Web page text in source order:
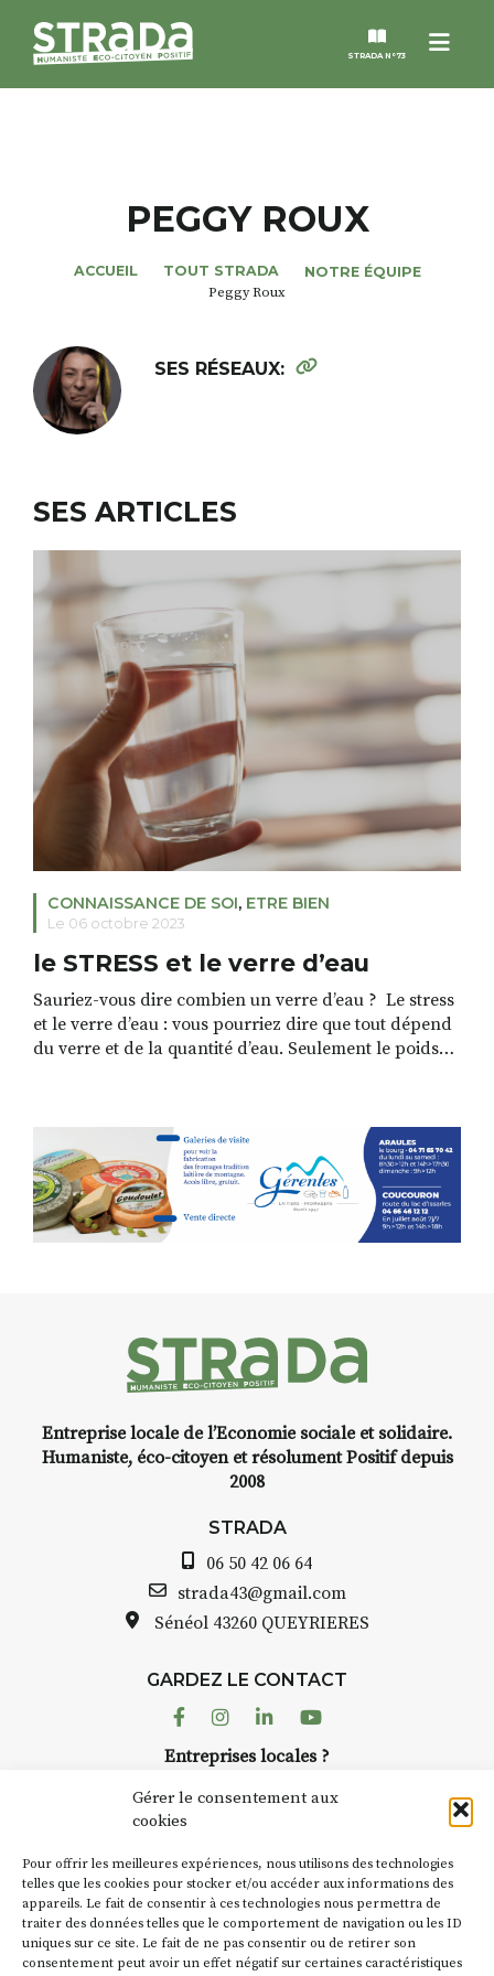
Gérer le consentement aux
cookies
Pour offrir les meilleures expériences, nous utilisons des technologies
telles que les cookies pour stocker et/ou accéder aux informations des
appareils. Le fait de consentir à ces technologies nous permettra de
traiter des données telles que le comportement de navigation ou les ID
uniques sur ce site. Le fait de ne pas consentir ou de retirer son
consentement peut avoir un effet négatif sur certaines caractéristiques
Menu
STRADA N°73
MAGAZINES
NOS THÈMES
ALTER STRADA
RECHERCHER
S'ABONNER
S'INSCRIRE À LA NEWSLETTER
FACEBOOKINSTAGRAM
LINKEDINYOUTUBE
PEGGY ROUX
ACCUEIL TOUT STRADA
NOTRE ÉQUIPE
Peggy Roux
SES RÉSEAUX:
SES ARTICLES
CONNAISSANCE DE SOI, ETRE BIEN
Le 06 octobre 2023
le STRESS et le verre d’eau
Sauriez-vous dire combien un verre d’eau ? Le stress
et le verre d’eau : vous pourriez dire que tout dépend
du verre et de la quantité d’eau. Seulement le poids
à la main. Tenez-le une minute, il n’y aura […]
Entreprise locale de l’Economie sociale et solidaire.
Humaniste, éco-citoyen et résolument Positif depuis
2008
STRADA
06 50 42 06 64
strada43@gmail.com
Sénéol 43260 QUEYRIERES
GARDEZ LE CONTACT
FacebookInstagram
LinkedinYoutube
Entreprises locales ?
Suivez toute l'actu de Strada